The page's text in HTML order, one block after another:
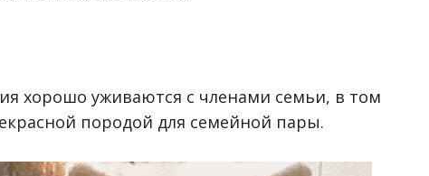
хорошо уживаются с членами семьи, в том
породой для семейной пары.